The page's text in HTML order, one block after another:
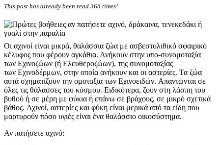
This post has already been read 365 times!
Οι αχινοί είναι μικρά, θαλάσσια ζώα με ασβεστολιθικό σφαιρικό
κέλυφος που φέρουν αγκάθια. Ανήκουν στην υπο-συνομοταξία
των Εχινοζώων (ή Ελευθεροζώων), της συνομοταξίας
των Εχινοδέρμων, στην οποία ανήκουν και οι αστερίες. Τα ζώα
αυτά σχηματίζουν την ομοταξία των Εχινοειδών. Απαντώνται σε
όλες τις θάλασσες του κόσμου. Ειδικότερα, ζουν στη λάσπη του
βυθού ή σε μέρη με φύκια ή επάνω σε βράχους, σε μικρό σχετικά
βάθος. Αχινοί, αστερίες και φύκη είναι μερικά από τα είδη που
μαρτυρούν πόσο υγιές είναι ένα θαλάσσιο οικοσύστημα.
Αν πατήσετε αχινό: